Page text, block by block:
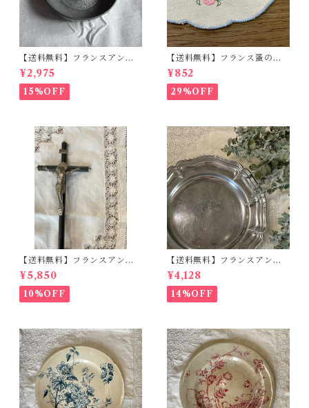
【送料無料】フランスアンテ
ィーク タストヴァン エタ
ン ワインテスティング ソ
ムリエ コレクション【517】
【フランスバイヤーセレクト
¥2,975
15%OFF
【送料無料】フランス蚤の
市 ドイリー レース ブル
ーピンク 刺繍 【165-18】
【フランスバイヤーセレクト
品】
¥852
29%OFF
【送料無料】フランスアンテ
ィーク キリスト十字架 ナ
ポレオンⅢ 木製 古物【77
2】【フランスバイヤーセレク
ト品】
¥5,850
10%OFF
【送料無料】フランスアンテ
ィーク 花リム 丸型 プレ
ート フランスインテリア【7
42-A】【フランスバイヤーセ
レクト品】
¥4,128
14%OFF